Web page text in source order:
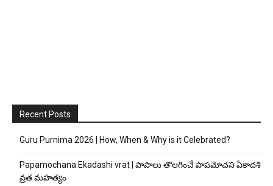
Recent Posts
Guru Purnima 2026 | How, When & Why is it Celebrated?
Papamochana Ekadashi vrat | పాపాలు తొలగించే పాపమోచని ఏకాదశి
వ్రత మహత్యం